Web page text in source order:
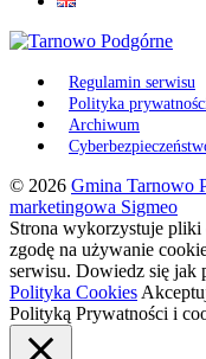
Regulamin serwisu
Polityka
Archiwum
© 2026 Gmina Tarnowo
marketingowa Sigmeo
Strona wykorzystuje pliki
zgodę na używanie
serwisu. Dowiedz się jak
Polityka Cookies
Polityką Prywatności i